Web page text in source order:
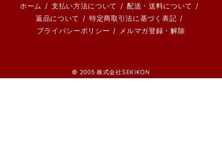
ホーム 支払い方法について
配送・送料について
返品について
特定商取引法に基づく表記
プライバシーポリシー
メルマガ登録・解除
© 2005 株式会社SEKIKON